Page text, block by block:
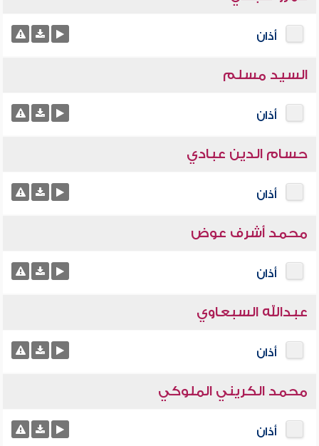
أذان
السيد مسلم
أذان
حسام الدين عبادي
أذان
محمد أشرف عوض
أذان
عبدالله السبعاوي
أذان
محمد الكريني الملوكي
أذان